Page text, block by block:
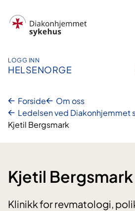
innhold
LOGG INN
HELSENORGE
Forside
Om oss
Ledelsen ved Diakonhjemmet
Kjetil Bergsmark
Kjetil Bergsmark
Klinikk for revmatologi,